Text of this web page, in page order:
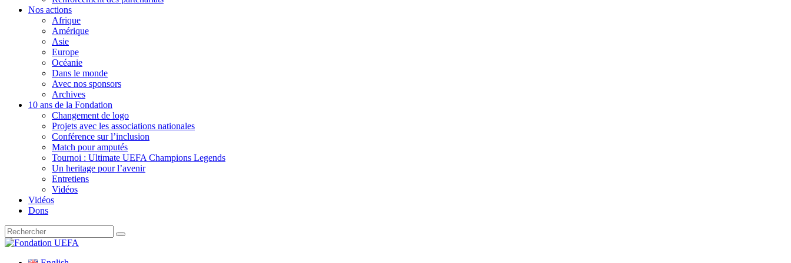
Nos actions
Afrique
Amérique
Asie
Europe
Océanie
Dans le monde
Avec nos sponsors
Archives
10 ans de la Fondation
Changement de logo
Projets avec les associations nationales
Conférence sur l’inclusion
Match pour amputés
Tournoi : Ultimate UEFA Champions Legends
Un heritage pour l’avenir
Entretiens
Vidéos
Vidéos
Dons
Recherche
pour